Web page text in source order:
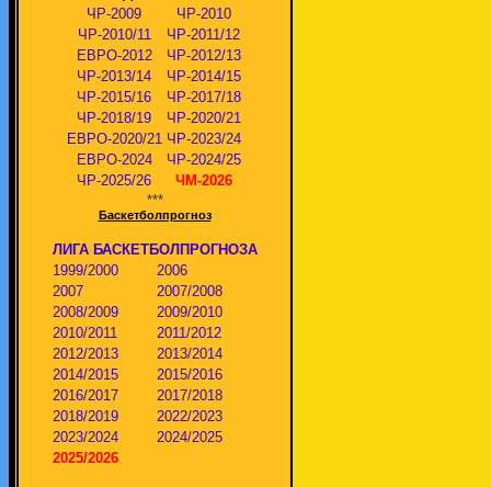
ЧР-2009
ЧР-2010
ЧР-2010/11
ЧР-2011/12
ЕВРО-2012
ЧР-2012/13
ЧР-2013/14
ЧР-2014/15
ЧР-2015/16
ЧР-2017/18
ЧР-2018/19
ЧР-2020/21
ЕВРО-2020/21 ЧР-2023/24
ЕВРО-2024
ЧР-2024/25
ЧР-2025/26
ЧМ-2026
***
Баскетболпрогноз
ЛИГА БАСКЕТБОЛПРОГНОЗА
1999/2000
2006
2007
2007/2008
2008/2009
2009/2010
2010/2011
2011/2012
2012/2013
2013/2014
2014/2015
2015/2016
2016/2017
2017/2018
2018/2019
2022/2023
2023/2024
2024/2025
2025/2026